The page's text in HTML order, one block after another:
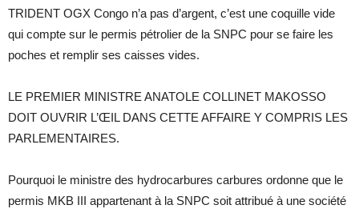
TRIDENT OGX Congo n’a pas d’argent, c’est une coquille vide
qui compte sur le permis pétrolier de la SNPC pour se faire les
poches et remplir ses caisses vides.
LE PREMIER MINISTRE ANATOLE COLLINET MAKOSSO
DOIT OUVRIR L’ŒIL DANS CETTE AFFAIRE Y COMPRIS LES
PARLEMENTAIRES.
Pourquoi le ministre des hydrocarbures carbures ordonne que le
permis MKB III appartenant à la SNPC soit attribué à une société